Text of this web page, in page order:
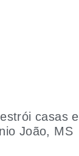
casas e
João, MS